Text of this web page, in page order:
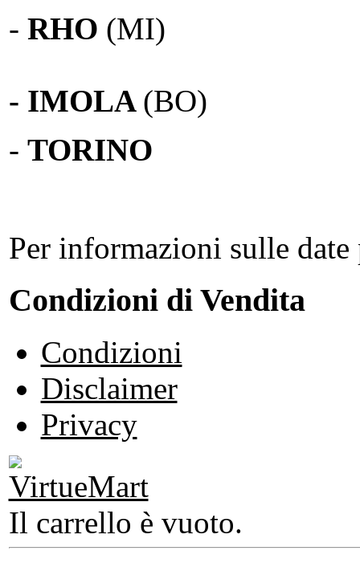
- RHO (MI)
- IMOLA (BO)
- TORINO
Per informazioni sulle
Condizioni di Vendita
Condizioni
Disclaimer
Privacy
Il carrello è vuoto.